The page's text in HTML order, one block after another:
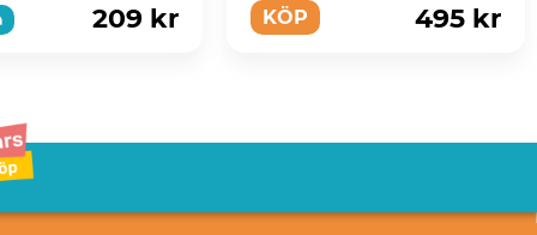
209 kr KÖP 495 kr